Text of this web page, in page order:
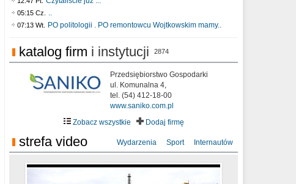
05:15 Cz. ..
07:13 Wt. PO politologii . PO remontowcu Wojtkowskim mamy..
katalog firm i instytucji 2874
Przedsiębiorstwo Gospodarki
ul. Komunalna 4,
tel. (54) 412-18-00
www.saniko.com.pl
Zobacz wszystkie
Dodaj firmę
strefa video Wydarzenia Sport Internautów
Ni To Ponk - W oczach mamy strach
sixf33t .Last Year DRONE FOOTAGE
Włocławek
XXIII Sesja Rady Miasta Włocławek VIII
kadencji w dniu 09.06.2020 r.